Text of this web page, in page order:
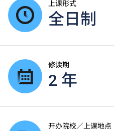
上课形式
全日制
修读期
2 年
开办院校／上课地点